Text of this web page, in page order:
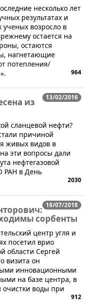
несколько лет
результатах и
ученых возросло в
остается на
остаются
нагнетающие
потепления/
964
13/02/2016
из
сланцевой нефти?
причиной
живых видов в
эти вопросы дали
нефтегазовой
РАН в День
2030
18/07/2018
сорбенты
центр угля и
посетил врио
области Сергей
визита он
инновационными
на базе центра, в
очистки воды при
912